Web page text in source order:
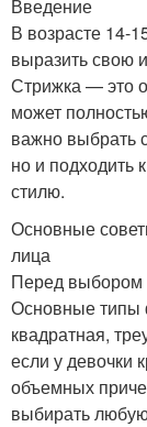
Введение
В возрасте 14-
выразить свою
Стрижка — это
может
важно выбрать
но и подходить
стилю.
Основные
лица
Перед выбором
Основные типы
квадратная,
если у девочки
объемных
выбирать